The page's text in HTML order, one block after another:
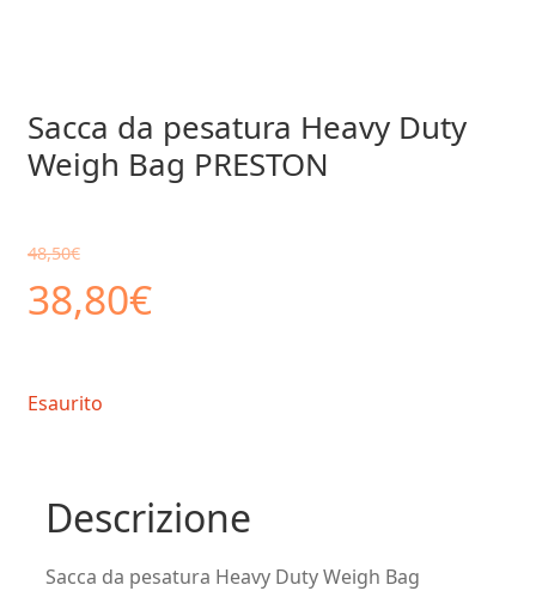
Sacca da pesatura Heavy Duty
Weigh Bag PRESTON
48,50€
Il
originale
era:
48,50€.
38,80€Il
è:
38,80€.
Esaurito
Descrizione
Sacca da pesatura Heavy Duty Weigh Bag